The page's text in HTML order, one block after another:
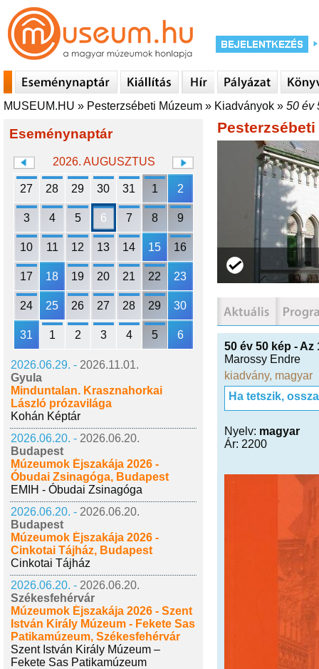
MUSEUM.HU » Pesterzsébeti Múzeum » Kiadványok » 50 év
Eseménynaptár
2026. AUGUSZTUS
27 28 29 30 31 1 2
3 4 5 6 7 8 9
10 11 12 13 14 15 16
17 18 19 20 21 22 23
24 25 26 27 28 29 30
31 1 2 3 4 5 6
2026.06.29. - 2026.11.01.
Gyula
Minduntalan. Krasznahorkai
László prózavilága
Kohán Képtár
2026.06.20. - 2026.06.20.
Budapest
Múzeumok Éjszakája 2026 -
Óbudai Zsinagóga, Budapest
EMIH - Óbudai Zsinagóga
2026.06.20. - 2026.06.20.
Budapest
Múzeumok Éjszakája 2026 -
Cinkotai Tájház, Budapest
Cinkotai Tájház
2026.06.20. - 2026.06.20.
Székesfehérvár
Múzeumok Éjszakája 2026 - Szent
István Király Múzeum - Fekete Sas
Patikamúzeum, Székesfehérvár
Szent István Király Múzeum –
Fekete Sas Patikamúzeum
50 év 50 kép -
Marossy Endre
kiadvány, magyar
Ha tetszik,
Nyelv: magyar
Ár: 2200